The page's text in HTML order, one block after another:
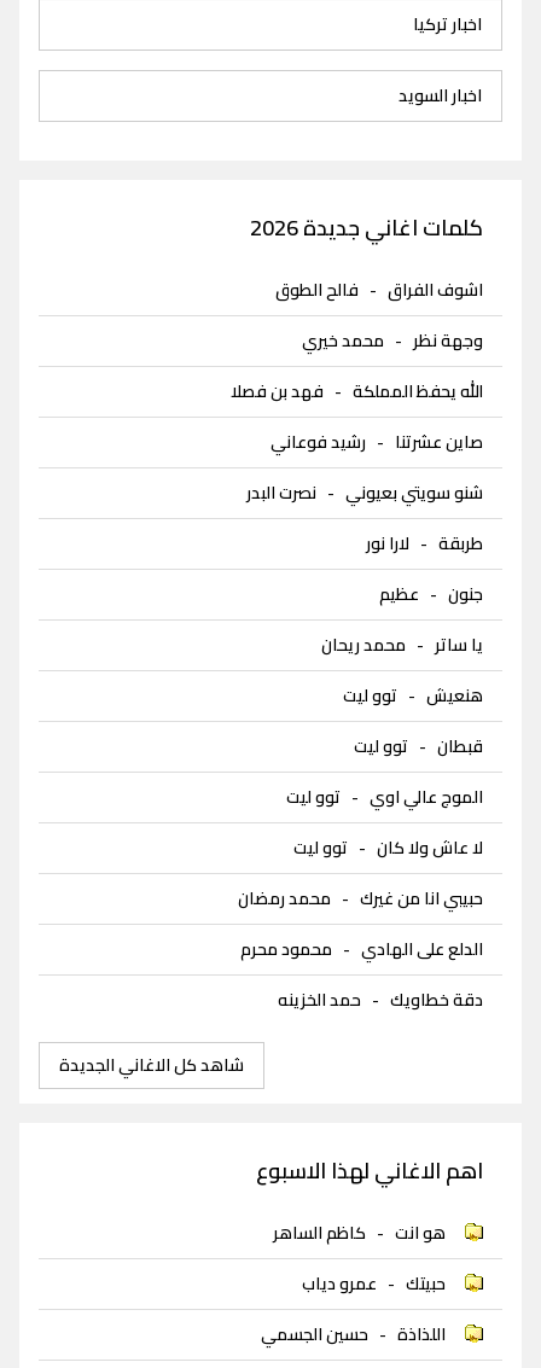
اخبار تركيا
اخبار السويد
كلمات اغاني جديدة 2026
اشوف الفراق - فالح الطوق
وجهة نظر- محمد خيري
الله يحفظ المملكة - فهد بن فصلا
صاين عشرتنا - رشيد فوعاني
شنو سويتي بعيوني - نصرت البدر
طربقة - لارا نور
جنون - عظيم
يا ساتر- محمد ريحان
هنعيش - توو ليت
قبطان - توو ليت
الموج عالي اوي - توو ليت
لا عاش ولا كان - توو ليت
حبيبي انا من غيرك - محمد رمضان
الدلع على الهادي - محمود محرم
دقة خطاويك - حمد الخزينه
شاهد كل الاغاني الجديدة
اهم الاغاني لهذا الاسبوع
هو انت - كاظم الساهر
حبيتك - عمرو دياب
اللذاذة - حسين الجسمي